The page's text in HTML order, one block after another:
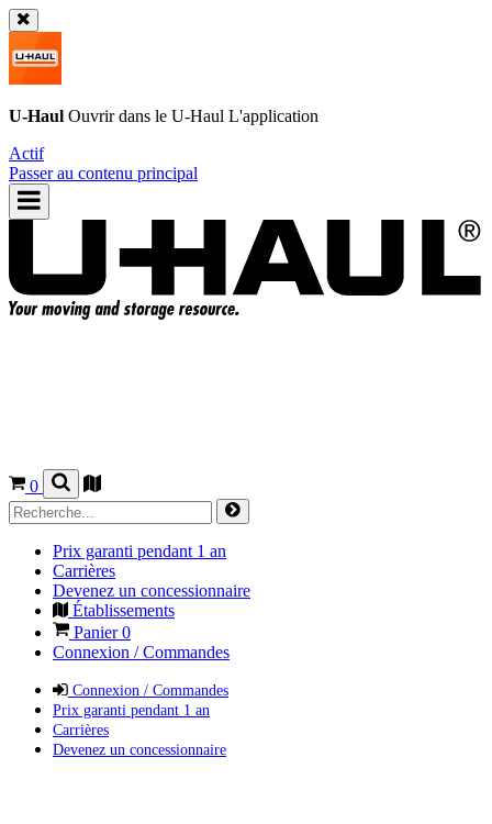
U-Haul Ouvrir dans le U-Haul L'application
Actif
Passer au contenu principal
0
Prix garanti pendant 1 an
Carrières
Devenez un concessionnaire
Établissements
Panier0
Connexion / Commandes
Connexion / Commandes
Prix garanti pendant 1 an
Carrières
Devenez un concessionnaire